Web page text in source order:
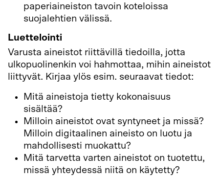
paperiaineiston tavoin koteloissa
suojalehtien välissä.
Luettelointi
Varusta aineistot riittävillä tiedoilla, jotta
ulkopuolinenkin voi hahmottaa, mihin aineistot
liittyvät. Kirjaa ylös esim. seuraavat tiedot:
Mitä aineistoja tietty kokonaisuus
sisältää?
Milloin aineistot ovat syntyneet ja missä?
Milloin digitaalinen aineisto on luotu ja
mahdollisesti muokattu?
Mitä tarvetta varten aineistot on tuotettu,
missä yhteydessä niitä on käytetty?